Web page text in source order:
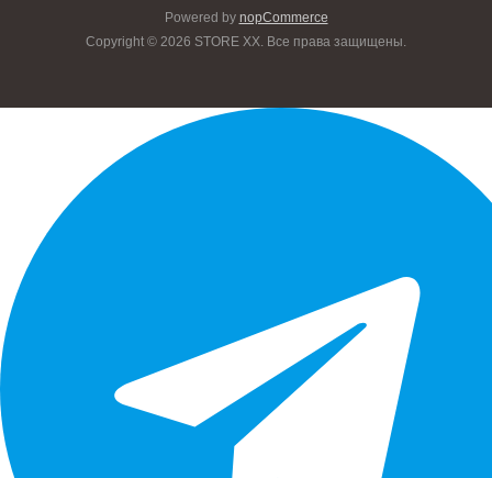
Powered by nopCommerce
Copyright © 2026 STORE XX. Все права защищены.